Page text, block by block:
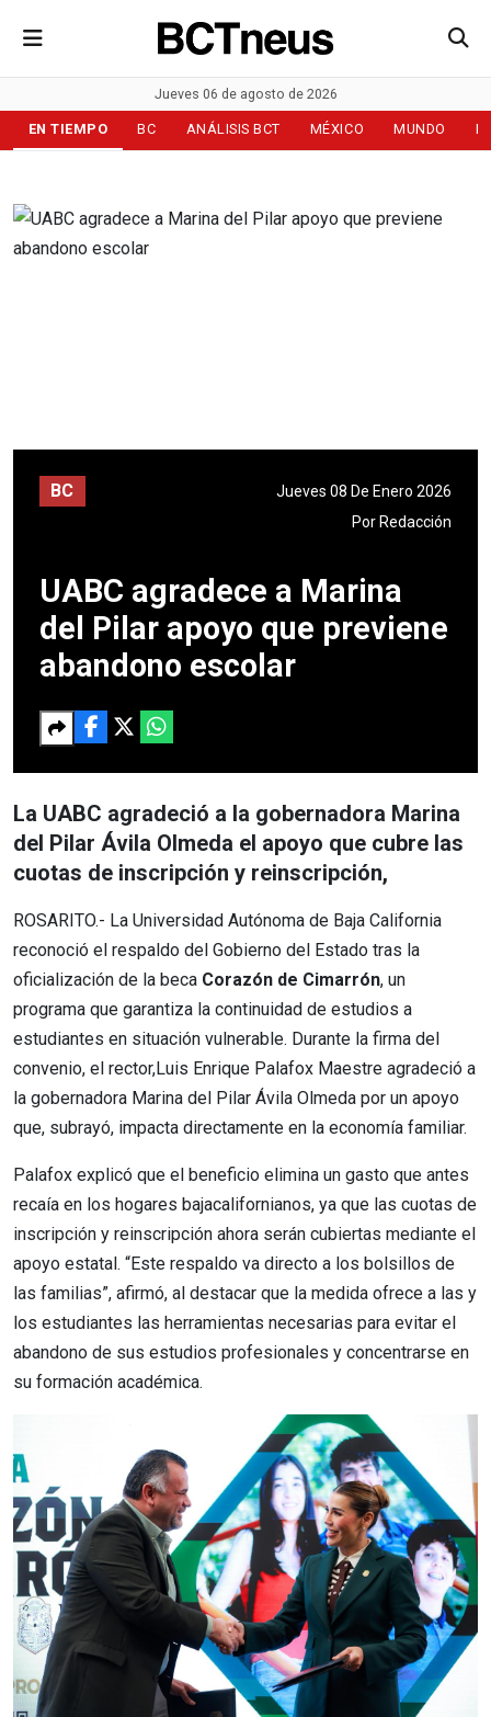
Jueves 06 de agosto de 2026
EN TIEMPO BC ANÁLISIS BCT MÉXICO MUNDO
BC
Jueves 08 De Enero 2026
Por Redacción
UABC agradece a Marina
del Pilar apoyo que previene
abandono escolar
La UABC agradeció a la gobernadora Marina
del Pilar Ávila Olmeda el apoyo que cubre las
cuotas de inscripción y reinscripción,
ROSARITO.- La Universidad Autónoma de Baja California
reconoció el respaldo del Gobierno del Estado tras la
oficialización de la beca Corazón de Cimarrón, un
programa que garantiza la continuidad de estudios a
estudiantes en situación vulnerable. Durante la firma del
convenio, el rector,Luis Enrique Palafox Maestre agradeció a
la gobernadora Marina del Pilar Ávila Olmeda por un apoyo
que, subrayó, impacta directamente en la economía familiar.
Palafox explicó que el beneficio elimina un gasto que antes
recaía en los hogares bajacalifornianos, ya que las cuotas de
inscripción y reinscripción ahora serán cubiertas mediante el
apoyo estatal. “Este respaldo va directo a los bolsillos de
las familias”, afirmó, al destacar que la medida ofrece a las y
los estudiantes las herramientas necesarias para evitar el
abandono de sus estudios profesionales y concentrarse en
su formación académica.